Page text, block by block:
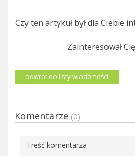
Czy ten artykuł był dla Ciebie
Zainteresował
powrót do listy wiadomości
Komentarze (0)